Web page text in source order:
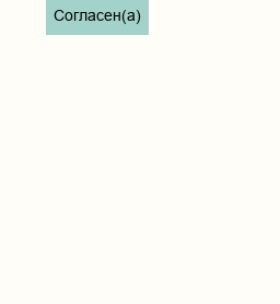
https://vk.com/news_chgma
Официальный канал «Телеграмм»:
Согласен(а)